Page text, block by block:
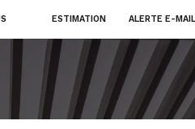
fonds
ESTIMATION ALERTE E-MAIL
BUDGET
0annonces